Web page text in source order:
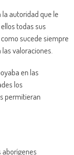
la autoridad que le
todas sus
sucede siempre
valoraciones.
en las
los
permitieran
aborígenes